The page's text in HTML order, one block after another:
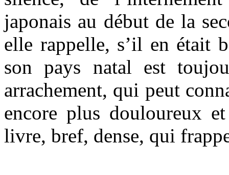
japonais au début de la
elle rappelle, s’il en était
son pays natal est
arrachement, qui peut
encore plus douloureux
livre, bref, dense, qui